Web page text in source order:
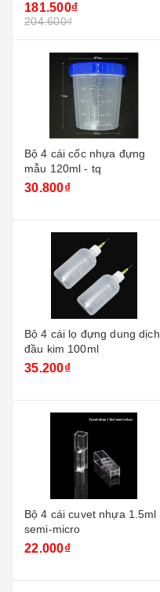
181.500₫
204.600₫
Bộ 4 cái cốc nhựa đựng
mẫu 120ml - tq
30.800₫
Bộ 4 cái lọ đựng dung dịch
đầu kim 100ml
35.200₫
Bộ 4 cái cuvet nhựa 1.5ml
semi-micro
22.000₫